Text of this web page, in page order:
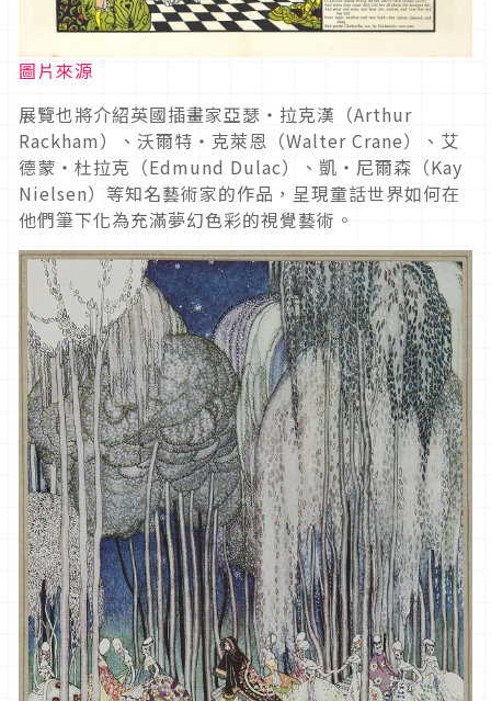
圖片來源
展覽也將介紹英國插畫家亞瑟・拉克漢（Arthur
Rackham）、沃爾特・克萊恩（Walter Crane）、艾
德蒙・杜拉克（Edmund Dulac）、凱・尼爾森（Kay
Nielsen）等知名藝術家的作品，呈現童話世界如何在
他們筆下化為充滿夢幻色彩的視覺藝術。